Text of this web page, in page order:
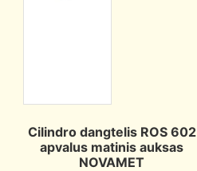
Cilindro dangtelis ROS 602
apvalus matinis auksas
NOVAMET